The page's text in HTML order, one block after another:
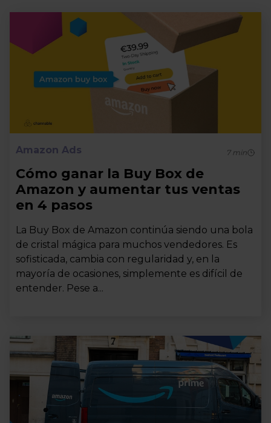
Amazon Ads 7min
Cómo ganar la Buy Box de
Amazon y aumentar tus ventas
en 4 pasos
La Buy Box de Amazon continúa siendo una bola
de cristal mágica para muchos vendedores. Es
sofisticada, cambia con regularidad y, en la
mayoría de ocasiones, simplemente es difícil de
entender. Pese a...